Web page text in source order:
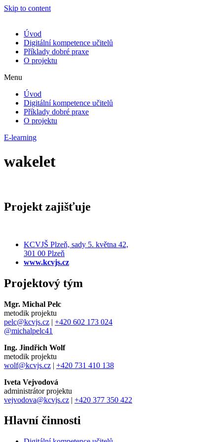
Skip to content
Úvod
Digitální kompetence učitelů
Příklady dobré praxe
O projektu
Menu
Úvod
Digitální kompetence učitelů
Příklady dobré praxe
O projektu
E-learning
wakelet
Projekt zajišťuje
KCVJŠ Plzeň, sady 5. května 42,
301 00 Plzeň
www.kcvjs.cz
Projektový tým
Mgr. Michal Pelc
metodik projektu
pelc@kcvjs.cz | +420 602 173 024
@michalpelc41
Ing. Jindřich Wolf
metodik projektu
wolf@kcvjs.cz | +420 731 410 138
Iveta Vejvodová
administrátor projektu
vejvodova@kcvjs.cz | +420 377 350 422
Hlavní činnosti